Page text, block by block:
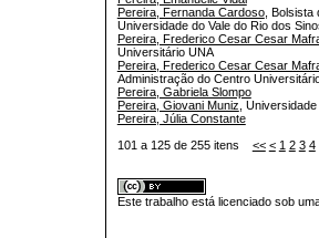
Pereira, Fernanda Cardoso, Bolsista
Universidade do Vale do Rio dos
Pereira, Frederico Cesar Cesar
Universitário UNA
Pereira, Frederico Cesar Cesar
Administração do Centro
Pereira, Gabriela Slompo
Pereira, Giovani Muniz ,
Pereira, Júlia Constante
101 a 125 de 255 itens << < 1 2 3 4
Este trabalho está licenciado sob